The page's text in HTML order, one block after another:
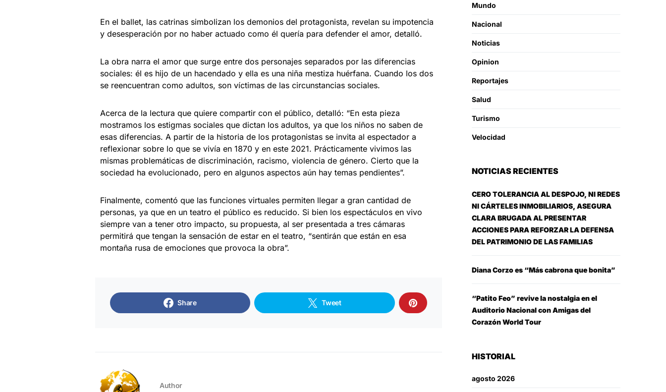
En el ballet, las catrinas simbolizan los demonios del protagonista, revelan su impotencia
y desesperación por no haber actuado como él quería para defender el amor, detalló.
La obra narra el amor que surge entre dos personajes separados por las diferencias
sociales: él es hijo de un hacendado y ella es una niña mestiza huérfana. Cuando los dos
se reencuentran como adultos, son víctimas de las circunstancias sociales.
Acerca de la lectura que quiere compartir con el público, detalló: “En esta pieza
mostramos los estigmas sociales que dictan los adultos, ya que los niños no saben de
esas diferencias. A partir de la historia de los protagonistas se invita al espectador a
reflexionar sobre lo que se vivía en 1870 y en este 2021. Prácticamente vivimos las
mismas problemáticas de discriminación, racismo, violencia de género. Cierto que la
sociedad ha evolucionado, pero en algunos aspectos aún hay temas pendientes”.
Finalmente, comentó que las funciones virtuales permiten llegar a gran cantidad de
personas, ya que en un teatro el público es reducido. Si bien los espectáculos en vivo
siempre van a tener otro impacto, su propuesta, al ser presentada a tres cámaras
permitirá que tengan la sensación de estar en el teatro, “sentirán que están en esa
montaña rusa de emociones que provoca la obra”.
Share Tweet
Author
Mundo
Nacional
Noticias
Opinion
Reportajes
Salud
Turismo
Velocidad
NOTICIAS RECIENTES
CERO TOLERANCIA AL DESPOJO, NI REDES
NI CÁRTELES INMOBILIARIOS, ASEGURA
CLARA BRUGADA AL PRESENTAR
ACCIONES PARA REFORZAR LA DEFENSA
DEL PATRIMONIO DE LAS FAMILIAS
Diana Corzo es “Más cabrona que bonita”
“Patito Feo” revive la nostalgia en el
Auditorio Nacional con Amigas del
Corazón World Tour
HISTORIAL
agosto 2026